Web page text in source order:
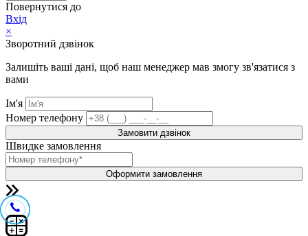
Повернутися до
Вхід
×
Зворотний дзвінок
Залишіть ваші дані, щоб наш менеджер мав змогу зв'язатися з
вами
Ім'я
Номер телефону
Замовити дзвінок
Швидке замовлення
Оформити замовлення